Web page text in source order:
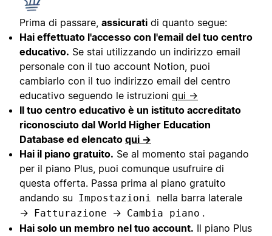
Prima di passare, assicurati di quanto segue:
Hai effettuato l'accesso con l'email del tuo centro
educativo. Se stai utilizzando un indirizzo email
personale con il tuo account Notion, puoi
cambiarlo con il tuo indirizzo email del centro
educativo seguendo le istruzioni qui →
Il tuo centro educativo è un istituto accreditato
riconosciuto dal World Higher Education
Database ed elencato qui →
Hai il piano gratuito. Se al momento stai pagando
per il piano Plus, puoi comunque usufruire di
questa offerta. Passa prima al piano gratuito
andando su Impostazioni nella barra laterale
→ Fatturazione → Cambia piano .
Hai solo un membro nel tuo account. Il piano Plus